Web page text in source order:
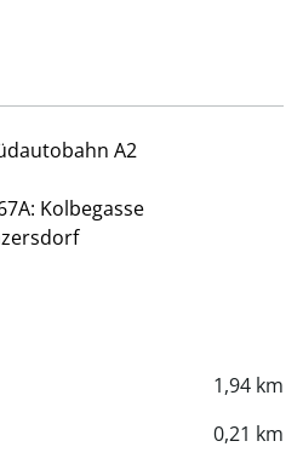
A2
Kolbegasse
1,94 km
0,21 km